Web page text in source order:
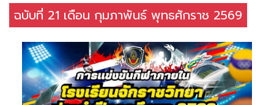
ฉบับที่ 21 เดือน กุมภาพันธ์ พุทธศักราช 2569